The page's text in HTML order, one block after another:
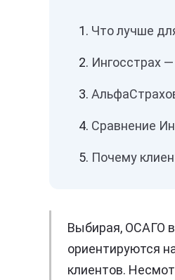
Что лучше
Ингосстрах
Сравнение
Почему
Выбирая, ОСАГО
ориентируются
клиентов.